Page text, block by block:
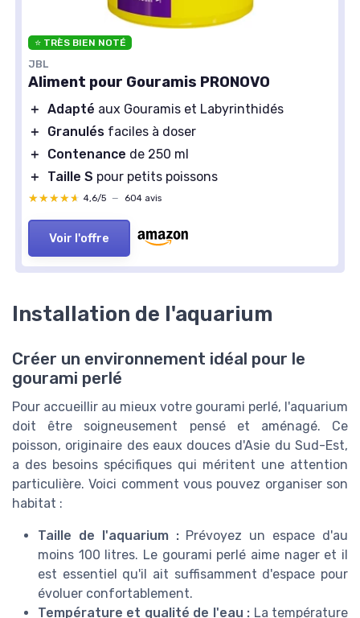
⭐ TRÈS BIEN NOTÉ
JBL
Aliment pour Gouramis PRONOVO
＋ Adapté aux Gouramis et Labyrinthidés
＋
Granulés faciles à doser
＋
Contenance de 250 ml
＋
Taille S pour petits poissons
★★★★★
★★★★★ 4,6/5 — 604 avis
Voir l'offre
Installation de l'aquarium
Créer un environnement idéal pour le
gourami perlé
Pour accueillir au mieux votre gourami perlé, l'aquarium
doit être soigneusement pensé et aménagé. Ce
poisson, originaire des eaux douces d'Asie du Sud-Est,
a des besoins spécifiques qui méritent une attention
particulière. Voici comment vous pouvez organiser son
habitat :
Taille de l'aquarium :Prévoyez un espace d'au
moins 100 litres. Le gourami perlé aime nager et il
est essentiel qu'il ait suffisamment d'espace pour
évoluer confortablement.
Température et qualité de l'eau : La température